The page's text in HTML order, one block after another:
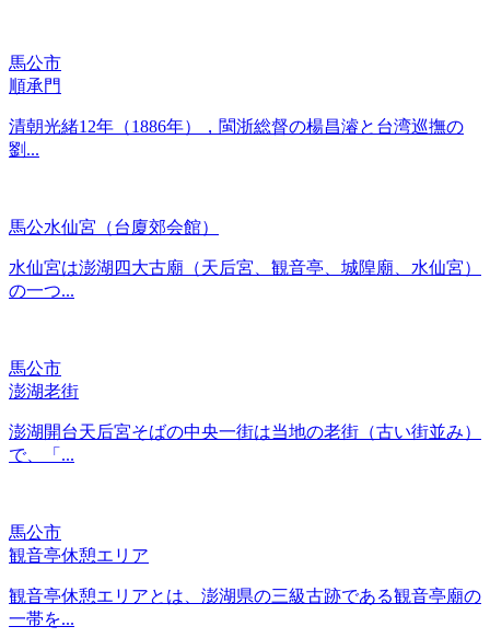
馬公市
順承門
清朝光緒12年（1886年），閩浙総督の楊昌濬と台湾巡撫の
劉...
馬公水仙宮（台廈郊会館）
水仙宮は澎湖四大古廟（天后宮、観音亭、城隍廟、水仙宮）
の一つ...
馬公市
澎湖老街
澎湖開台天后宮そばの中央一街は当地の老街（古い街並み）
で、「...
馬公市
観音亭休憩エリア
観音亭休憩エリアとは、澎湖県の三級古跡である観音亭廟の
一帯を...